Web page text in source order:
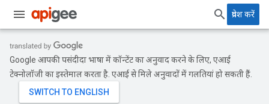
प्रवेश करें
Google आपकी पसंदीदा भाषा में कॉन्टेंट का अनुवाद करने के लिए, एआई
टेक्नोलॉजी का इस्तेमाल करता है. एआई से मिले अनुवादों में गलतियां हो सकती हैं.